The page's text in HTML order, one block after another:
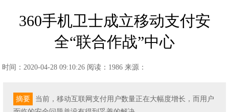
360手机卫士成立移动支付安
全“联合作战”中心
时间：2020-04-28 09:10:26 阅读：1986 来源：
摘要
当前，移动互联网支付用户数量正在大幅度增长，而用户